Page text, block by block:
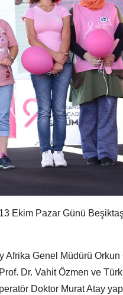
Ekim Pazar Günü
Afrika Genel Müdürü Orkun
Dr. Vahit Özmen ve Türk
Doktor Murat Atay